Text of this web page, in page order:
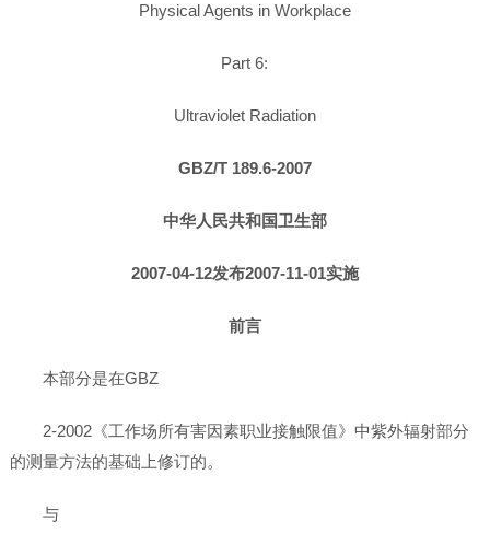
Physical Agents in Workplace
Part 6:
Ultraviolet Radiation
GBZ/T 189.6-2007
中华人民共和国卫生部
2007-04-12发布2007-11-01实施
前言
本部分是在GBZ
2-2002《工作场所有害因素职业接触限值》中紫外辐射部分
的测量方法的基础上修订的。
与